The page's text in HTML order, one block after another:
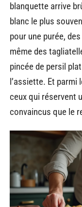
blanquette arrive
blanc le plus
pour une purée,
même des
pincée de persil
l’assiette. Et
ceux qui réservent
convaincus que le